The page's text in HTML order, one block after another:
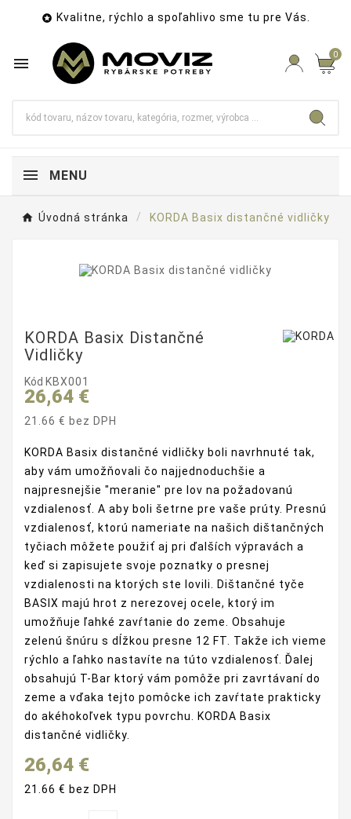
 Kvalitne, rýchlo a spoľahlivo sme tu pre Vás.
 0
MENU
Úvodná stránka KORDA Basix distančné vidličky
KORDA Basix Distančné
Vidličky
Kód KBX001
26,64 €
21.66 € bez DPH
KORDA Basix distančné vidličky boli navrhnuté tak,
aby vám umožňovali čo najjednoduchšie a
najpresnejšie "meranie" pre lov na požadovanú
vzdialenosť. A aby boli šetrne pre vaše prúty. Presnú
vzdialenosť, ktorú nameriate na našich dištančných
tyčiach môžete použiť aj pri ďalších výpravách a
keď si zapisujete svoje poznatky o presnej
vzdialenosti na ktorých ste lovili. Dištančné tyče
BASIX majú hrot z nerezovej ocele, ktorý im
umožňuje ľahké zavŕtanie do zeme. Obsahuje
zelenú šnúru s dĺžkou presne 12 FT. Takže ich vieme
rýchlo a ľahko nastavíte na túto vzdialenosť. Ďalej
obsahujú T-Bar ktorý vám pomôže pri zavrtávaní do
zeme a vďaka tejto pomôcke ich zavŕtate prakticky
do akéhokoľvek typu povrchu.
KORDA Basix
distančné vidličky.
26,64 €
21.66 € bez DPH